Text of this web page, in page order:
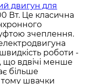
двигун для
Вт. Це класична
зчеплення.
роботи -
що вдвічі менше
більше
тому швачки